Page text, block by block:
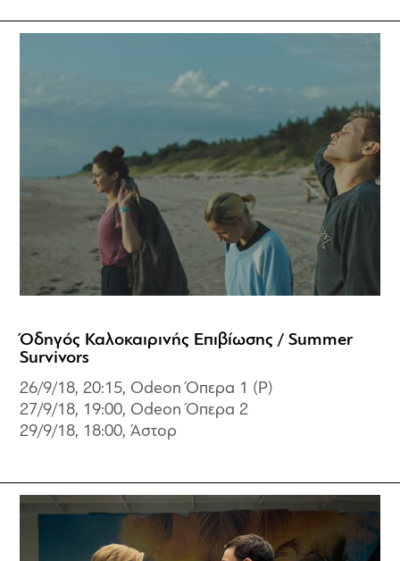
Όδηγός Καλοκαιρινής Επιβίωσης / Summer
Survivors
26/9/18, 20:15, Odeon Όπερα 1 (P)
27/9/18, 19:00, Odeon Όπερα 2
29/9/18, 18:00, Άστορ